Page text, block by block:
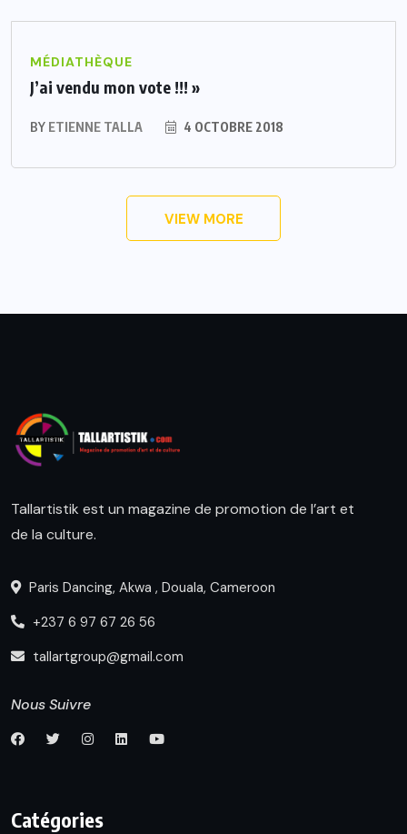
MÉDIATHÈQUE
J’ai vendu mon vote !!! »
BY ETIENNE TALLA 4 OCTOBRE 2018
VIEW MORE
Tallartistik est un magazine de promotion de l’art et
de la culture.
Paris Dancing, Akwa , Douala, Cameroon
+237 6 97 67 26 56
tallartgroup@gmail.com
Nous Suivre
Catégories